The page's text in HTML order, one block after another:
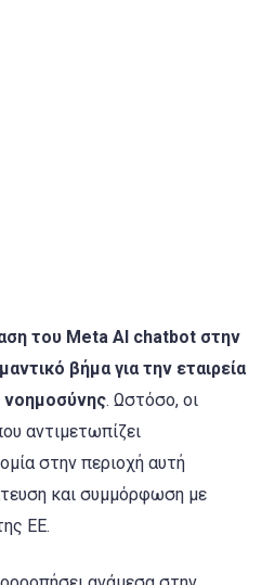
του Meta AI chatbot στην
βήμα για την εταιρεία
. Ωστόσο, οι
αντιμετωπίζει
στην περιοχή αυτή
και συμμόρφωση με
ΕΕ.